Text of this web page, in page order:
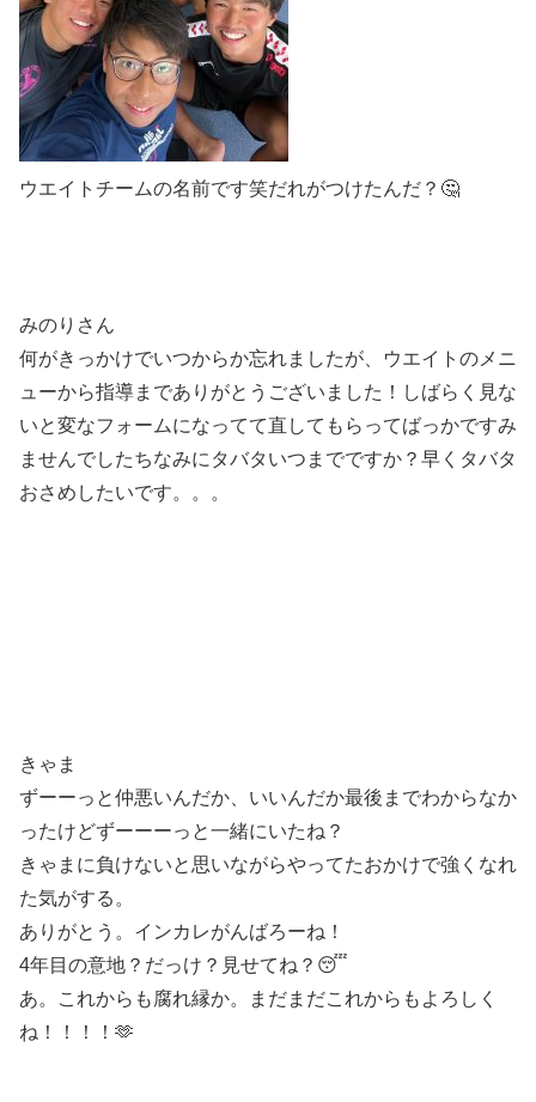
ウエイトチームの名前です笑だれがつけたんだ？🤔
みのりさん
何がきっかけでいつからか忘れましたが、ウエイトのメニ
ューから指導までありがとうございました！しばらく見な
いと変なフォームになってて直してもらってばっかですみ
ませんでしたちなみにタバタいつまでですか？早くタバタ
おさめしたいです。。。
きゃま
ずーーっと仲悪いんだか、いいんだか最後までわからなか
ったけどずーーーっと一緒にいたね？
きゃまに負けないと思いながらやってたおかけで強くなれ
た気がする。
ありがとう。インカレがんばろーね！
4年目の意地？だっけ？見せてね？😴
あ。これからも腐れ縁か。まだまだこれからもよろしく
ね！！！！🫶